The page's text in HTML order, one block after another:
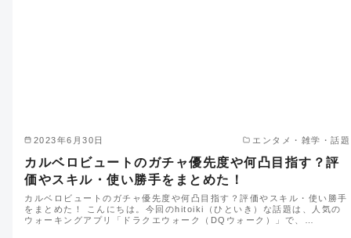
2023年6月30日 エンタメ・雑学・話題
カルベロビュートのガチャ優先度や何凸目指す？評
価やスキル・使い勝手をまとめた！
カルベロビュートのガチャ優先度や何凸目指す？評価やスキル・使い勝手
をまとめた！ こんにちは。今回のhitoiki（ひといき）な話題は、人気の
ウォーキングアプリ「ドラクエウォーク（DQウォーク）」で、…